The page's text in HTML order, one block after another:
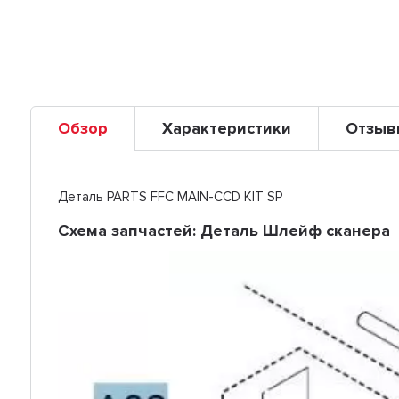
Обзор Характеристики
Деталь PARTS FFC MAIN-CCD KIT SP
Схема запчастей: Деталь Шлейф сканера